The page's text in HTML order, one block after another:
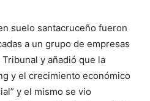
suelo santacruceño fueron
a un grupo de empresas
y añadió que la
y el crecimiento económico
y el mismo se vio